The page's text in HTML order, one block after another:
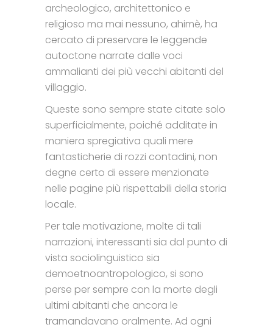
archeologico, architettonico e
religioso ma mai nessuno, ahimè, ha
cercato di preservare le leggende
autoctone narrate dalle voci
ammalianti dei più vecchi abitanti del
villaggio.
Queste sono sempre state citate solo
superficialmente, poiché additate in
maniera spregiativa quali mere
fantasticherie di rozzi contadini, non
degne certo di essere menzionate
nelle pagine più rispettabili della storia
locale.
Per tale motivazione, molte di tali
narrazioni, interessanti sia dal punto di
vista sociolinguistico sia
demoetnoantropologico, si sono
perse per sempre con la morte degli
ultimi abitanti che ancora le
tramandavano oralmente. Ad ogni